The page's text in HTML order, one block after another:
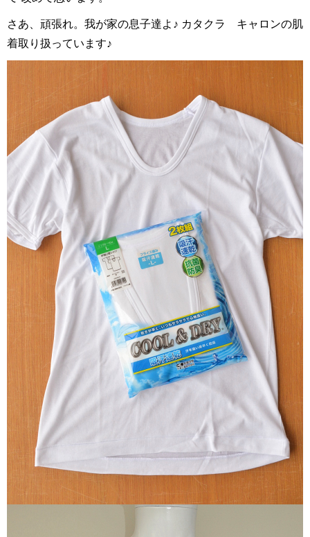
さあ、頑張れ。我が家の息子達よ♪ カタクラ キャロンの肌
着取り扱っています♪